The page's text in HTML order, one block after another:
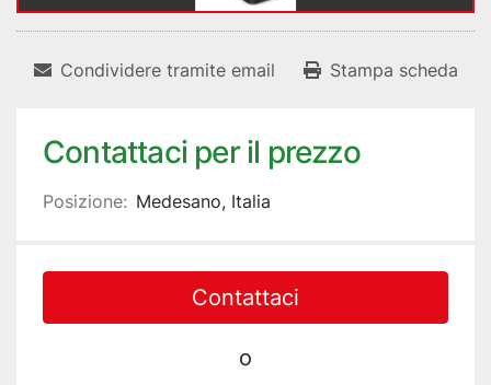
Condividere tramite email Stampa scheda
Contattaci per il prezzo
Posizione: Medesano, Italia
Contattaci
o